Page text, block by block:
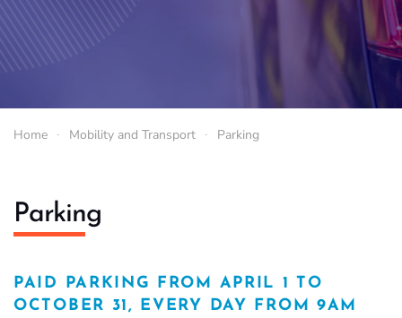
Home Mobility and Transport Parking
Parking
PAID PARKING FROM APRIL 1 TO
OCTOBER 31, EVERY DAY FROM 9AM